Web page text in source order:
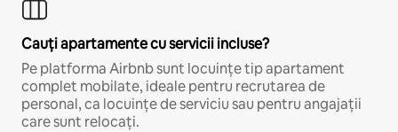
Cauți apartamente cu servicii incluse?
Pe platforma Airbnb sunt locuințe tip apartament
complet mobilate, ideale pentru recrutarea de
personal, ca locuințe de serviciu sau pentru angajații
care sunt relocați.